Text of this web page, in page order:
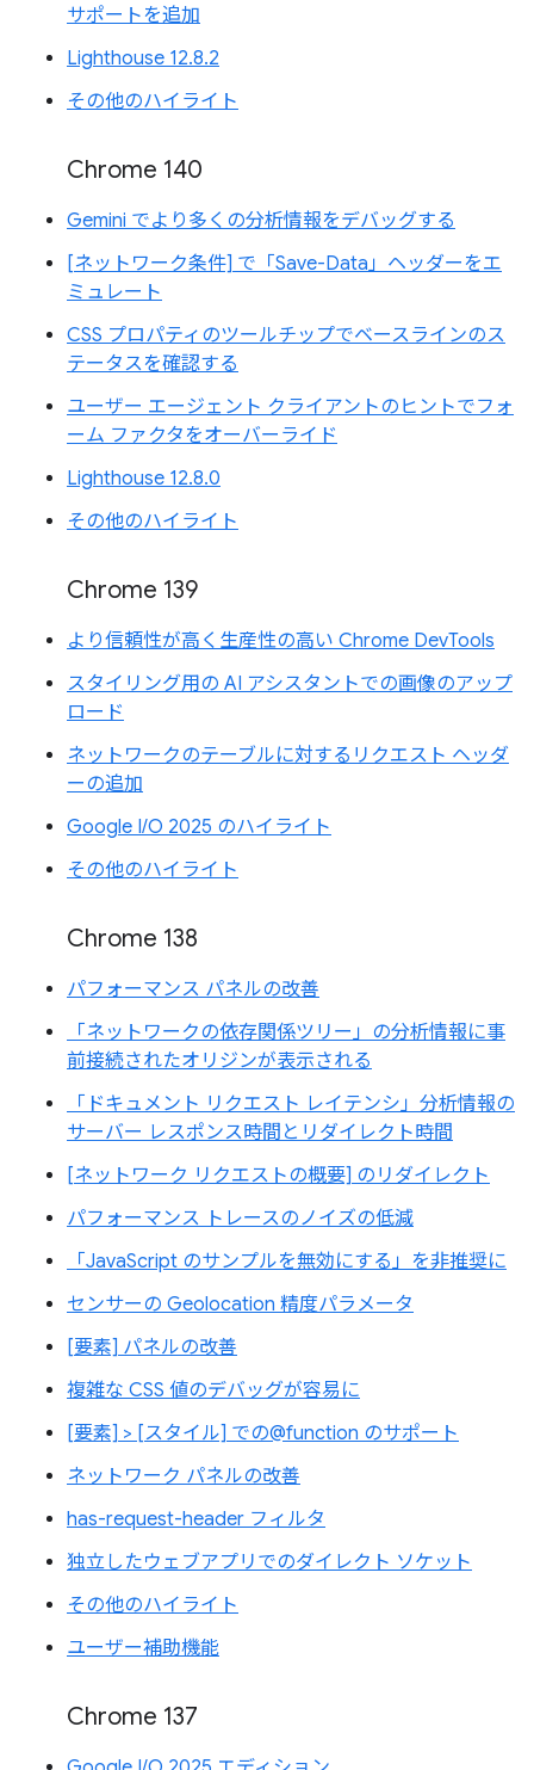
サポートを追加
Lighthouse 12.8.2
その他のハイライト
Chrome 140
Gemini でより多くの分析情報をデバッグする
[ネットワーク条件] で「Save-Data」ヘッダーをエ
ミュレート
CSS プロパティのツールチップでベースラインのス
テータスを確認する
ユーザー エージェント クライアントのヒントでフォ
ーム ファクタをオーバーライド
Lighthouse 12.8.0
その他のハイライト
Chrome 139
より信頼性が高く生産性の高い Chrome DevTools
スタイリング用の AI アシスタントでの画像のアップ
ロード
ネットワークのテーブルに対するリクエスト ヘッダ
ーの追加
Google I/O 2025 のハイライト
その他のハイライト
Chrome 138
パフォーマンス パネルの改善
「ネットワークの依存関係ツリー」の分析情報に事
前接続されたオリジンが表示される
「ドキュメント リクエスト レイテンシ」分析情報の
サーバー レスポンス時間とリダイレクト時間
[ネットワーク リクエストの概要] のリダイレクト
パフォーマンス トレースのノイズの低減
「JavaScript のサンプルを無効にする」を非推奨に
センサーの Geolocation 精度パラメータ
[要素] パネルの改善
複雑な CSS 値のデバッグが容易に
[要素] > [スタイル] での@function のサポート
ネットワーク パネルの改善
has-request-header フィルタ
独立したウェブアプリでのダイレクト ソケット
その他のハイライト
ユーザー補助機能
Chrome 137